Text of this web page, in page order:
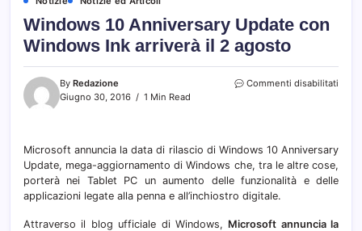
Windows 10 Anniversary Update con
Windows Ink arriverà il 2 agosto
By Redazione
Giugno 30, 2016
1 Min Read
Commenti disabilitati
con
Ink
Microsoft annuncia la data di rilascio di Windows 10 Anniversary
Update, mega-aggiornamento di Windows che, tra le altre cose,
porterà nei Tablet PC un aumento delle funzionalità e delle
applicazioni legate alla penna e all’inchiostro digitale.
Attraverso il blog ufficiale di Windows, Microsoft annuncia la